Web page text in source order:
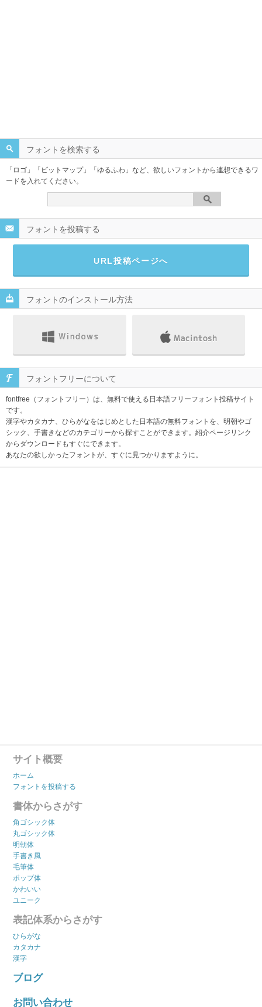
フォントを検索する
「ロゴ」「ビットマップ」「ゆるふわ」など、欲しいフォントから連想できるワ
ードを入れてください。
フォントを投稿する
URL投稿ページへ
フォントのインストール方法
フォントフリーについて
fontfree（フォントフリー）は、無料で使える日本語フリーフォント投稿サイト
です。
漢字やカタカナ、ひらがなをはじめとした日本語の無料フォントを、明朝やゴ
シック、手書きなどのカテゴリーから探すことができます。紹介ページリンク
からダウンロードもすぐにできます。
あなたの欲しかったフォントが、すぐに見つかりますように。
サイト概要
ホーム
フォントを投稿する
書体からさがす
角ゴシック体
丸ゴシック体
明朝体
手書き風
毛筆体
ポップ体
かわいい
ユニーク
表記体系からさがす
ひらがな
カタカナ
漢字
ブログ
お問い合わせ